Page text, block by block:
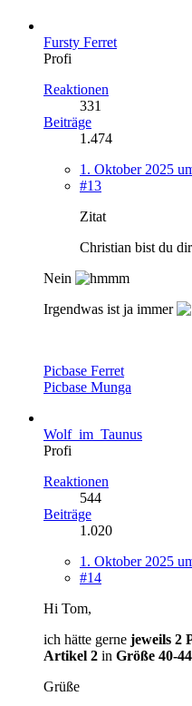
Fursty Ferret
Profi
Reaktionen
331
Beiträge
1.474
1. Oktober 2025
#13
Zitat
Christian bist du
Nein
Irgendwas ist ja immer
Picbase Ferret
Picbase Munga
Wolf_im_Taunus
Profi
Reaktionen
544
Beiträge
1.020
1. Oktober 2025
#14
Hi Tom,
ich hätte gerne jeweils 2
Artikel 2 in Größe 40-44
Grüße